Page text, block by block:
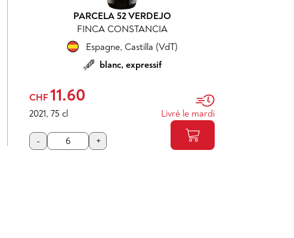
PARCELA 52 VERDEJO
FINCA CONSTANCIA
Espagne, Castilla (VdT)
blanc, expressif
CHF 11.60
2021, 75 cl Livré le mardi
- +